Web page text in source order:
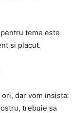
teme este
si placut.
dar vom insista:
trebuie sa